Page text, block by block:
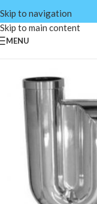
Skip to navigation
Skip to main content
MENU